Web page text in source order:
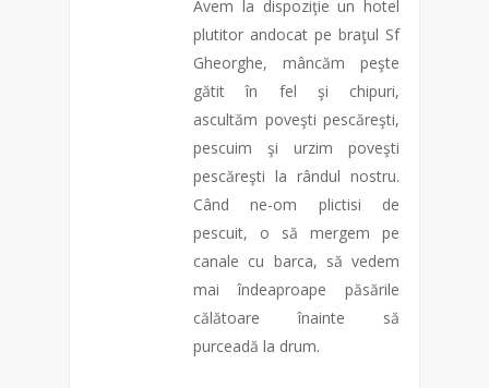
Avem la dispoziţie un hotel
plutitor andocat pe braţul Sf
Gheorghe, mâncăm peşte
gătit în fel şi chipuri,
ascultăm poveşti pescăreşti,
pescuim şi urzim poveşti
pescăreşti la rândul nostru.
Când ne-om plictisi de
pescuit, o să mergem pe
canale cu barca, să vedem
mai îndeaproape păsările
călătoare înainte să
purceadă la drum.